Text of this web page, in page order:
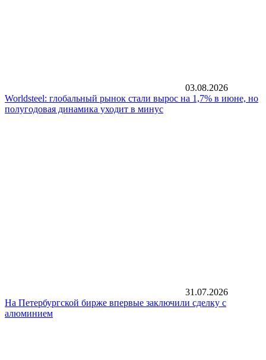
03.08.2026
Worldsteel: глобальный рынок стали вырос на 1,7% в июне, но
полугодовая динамика уходит в минус
31.07.2026
На Петербургской бирже впервые заключили сделку с
алюминием